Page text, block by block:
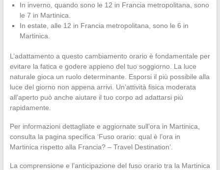
In inverno, quando sono le 12 in Francia metropolitana, sono
le 7 in Martinica.
In estate, alle 12 in Francia metropolitana, sono le 6 in
Martinica.
L’adattamento a questo cambiamento orario è fondamentale per
evitare la fatica e godere appieno del tuo soggiorno. La luce
naturale gioca un ruolo determinante. Esporsi il più possibile alla
luce del giorno non appena arrivi. Un’attività fisica moderata
all’aperto può anche aiutare il tuo corpo ad adattarsi più
rapidamente.
Per informazioni dettagliate e aggiornate sull’ora in Martinica,
consulta la pagina specifica ‘Fuso orario: qual è l’ora in
Martinica rispetto alla Francia? – Travel Destination’.
La comprensione e l’anticipazione del fuso orario tra la Martinica